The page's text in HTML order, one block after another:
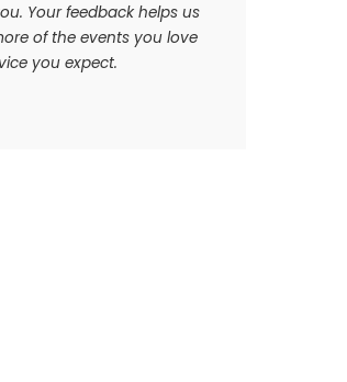
Your feedback helps us
of the events you love
you expect.